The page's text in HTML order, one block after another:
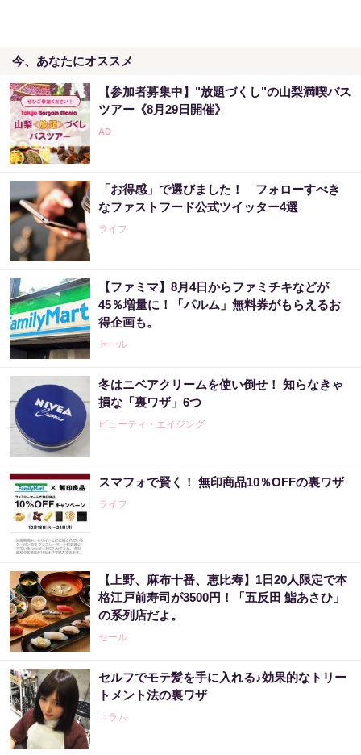
今、あなたにオススメ
【参加者募集中】"放題づくし"の山梨満喫バス
ツアー《8月29日開催》
「お得感」で選びました！ フォローすべき
なファストフード公式ツイッター4選
ライフ
【ファミマ】8月4日からファミチキなどが
45％増量に！「パルム」無料券がもらえるお
得企画も。
セール
冬はニベアクリームを使い倒せ！ 知らなきゃ
損な「裏ワザ」6つ
ビューティ・エイジング
スマフォで賢く！ 無印商品10％OFFの裏ワザ
ライフ
【上野、麻布十番、恵比寿】1日20人限定で本
格江戸前寿司が3500円！「五反田 鮨あさひ」
の系列店だよ。
セール
セルフでモテ髪を手に入れる♪効果的なトリー
トメント法の裏ワザ
コラム